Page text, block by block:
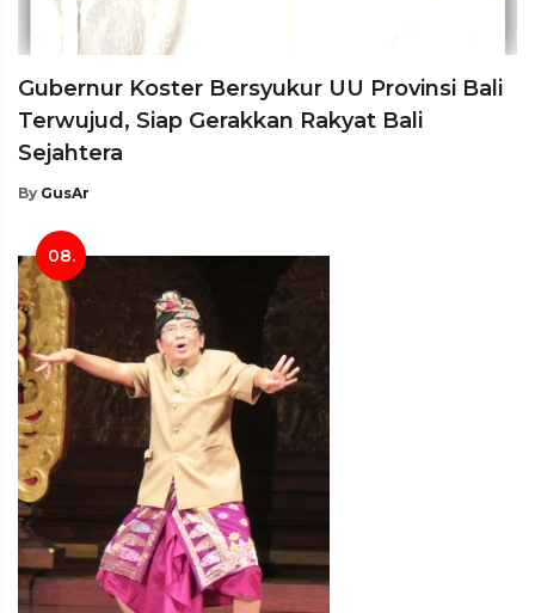
Gubernur Koster Bersyukur UU Provinsi Bali
Terwujud, Siap Gerakkan Rakyat Bali
Sejahtera
By GusAr
08.